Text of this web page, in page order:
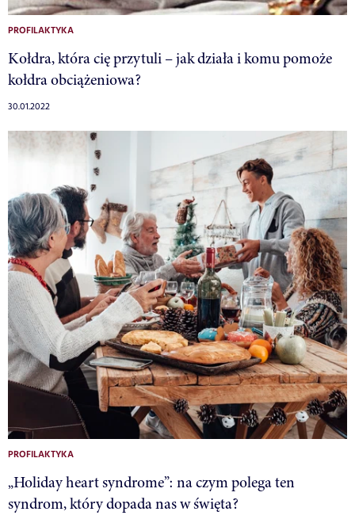
PROFILAKTYKA
Kołdra, która cię przytuli – jak działa i komu pomoże
kołdra obciążeniowa?
30.01.2022
PROFILAKTYKA
„Holiday heart syndrome”: na czym polega ten
syndrom, który dopada nas w święta?